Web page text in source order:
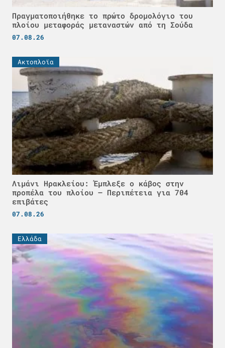
Πραγματοποιήθηκε το πρώτο δρομολόγιο του
πλοίου μεταφοράς μεταναστών από τη Σούδα
07.08.26
Ακτοπλοϊα
Λιμάνι Ηρακλείου: Έμπλεξε ο κάβος στην
προπέλα του πλοίου – Περιπέτεια για 704
επιβάτες
07.08.26
Ελλάδα